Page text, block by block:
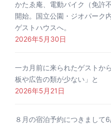
かたゑ庵、電動バイク（免許
開始。国立公園・ジオパーク
ゲストハウスへ。
2026年5月30日
一カ月前に来られたゲストか
板や広告の類が少ない」と
2026年5月21日
８月の宿泊予約につきまして